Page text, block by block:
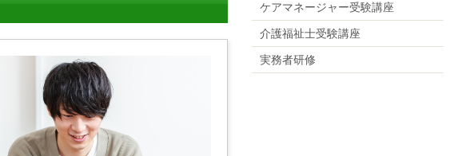
ケアマネージャー受験講座
介護福祉士受験講座
実務者研修